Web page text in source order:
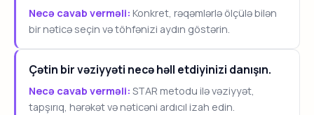
Necə cavab verməli: Konkret, rəqəmlərlə ölçülə bilən
bir nəticə seçin və töhfənizi aydın göstərin.
Çətin bir vəziyyəti necə həll etdiyinizi danışın.
Necə cavab verməli: STAR metodu ilə vəziyyət,
tapşırıq, hərəkət və nəticəni ardıcıl izah edin.